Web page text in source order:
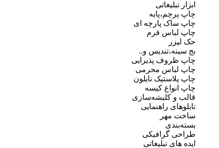
پارچه ای
فرم
و..
پذیرایی
محرمی
نایلون
کیسه
کلیشه‌سازی
راهنمایی
گرافیکی
تبلیغاتی